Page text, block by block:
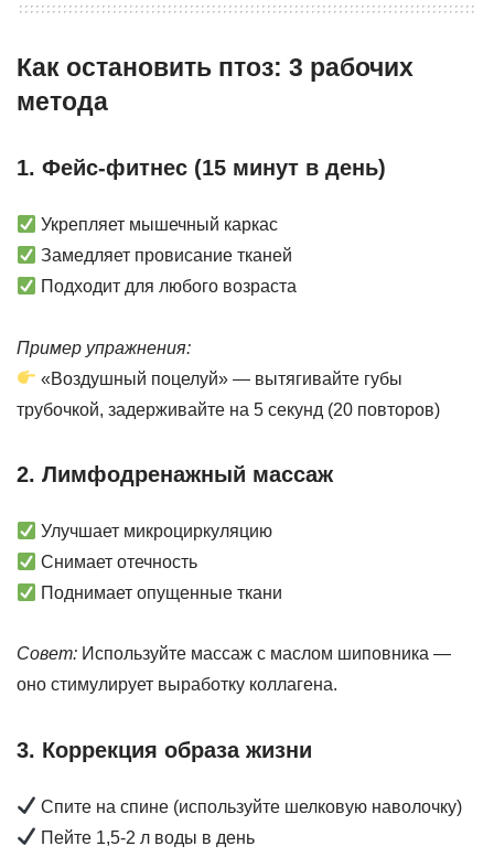
Как остановить птоз: 3 рабочих
метода
1. Фейс-фитнес (15 минут в день)
Укрепляет мышечный каркас
Замедляет провисание тканей
Подходит для любого возраста
Пример упражнения:
«Воздушный поцелуй» — вытягивайте губы
трубочкой, задерживайте на 5 секунд (20 повторов)
2. Лимфодренажный массаж
Улучшает микроциркуляцию
Снимает отечность
Поднимает опущенные ткани
Совет: Используйте массаж с маслом шиповника —
оно стимулирует выработку коллагена.
3. Коррекция образа жизни
Спите на спине (используйте шелковую наволочку)
Пейте 1,5-2 л воды в день